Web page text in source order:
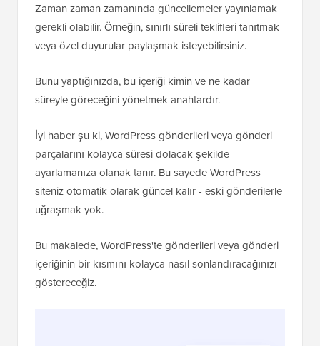
Zaman zaman zamanında güncellemeler yayınlamak
gerekli olabilir. Örneğin, sınırlı süreli teklifleri tanıtmak
veya özel duyurular paylaşmak isteyebilirsiniz.
Bunu yaptığınızda, bu içeriği kimin ve ne kadar
süreyle göreceğini yönetmek anahtardır.
İyi haber şu ki, WordPress gönderileri veya gönderi
parçalarını kolayca süresi dolacak şekilde
ayarlamanıza olanak tanır. Bu sayede WordPress
siteniz otomatik olarak güncel kalır - eski gönderilerle
uğraşmak yok.
Bu makalede, WordPress'te gönderileri veya gönderi
içeriğinin bir kısmını kolayca nasıl sonlandıracağınızı
göstereceğiz.